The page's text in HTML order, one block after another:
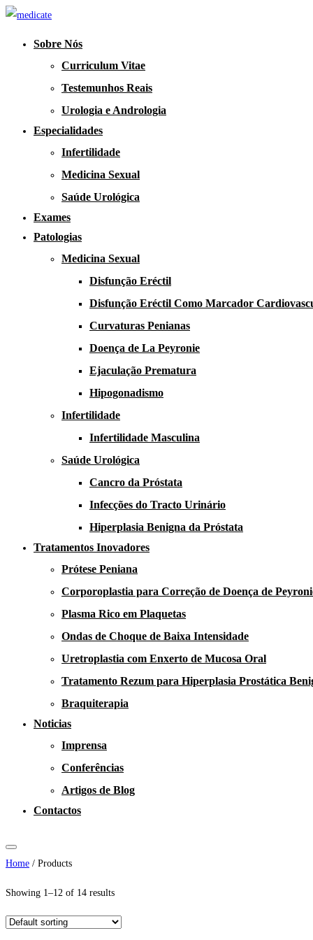
Sobre Nós
Curriculum Vitae
Testemunhos Reais
Urologia e Andrologia
Especialidades
Infertilidade
Medicina Sexual
Saúde Urológica
Exames
Patologias
Medicina Sexual
Disfunção Eréctil
Disfunção Eréctil Como Marcador
Curvaturas Penianas
Doença de La Peyronie​​
Ejaculação Prematura​
Hipogonadismo
Infertilidade
Infertilidade Masculina
Saúde Urológica
Cancro da Próstata
Infecções do Tracto Urinário
Hiperplasia Benigna da Próstata
Tratamentos Inovadores
Prótese Peniana
Corporoplastia para Correção de Doença de
Plasma Rico em Plaquetas
Ondas de Choque de Baixa Intensidade
Uretroplastia com Enxerto de Mucosa Oral
Tratamento Rezum para Hiperplasia Prostática
Braquiterapia
Noticias
Imprensa
Conferências
Artigos de Blog
Contactos
Home / Products
Showing 1–12 of 14 results